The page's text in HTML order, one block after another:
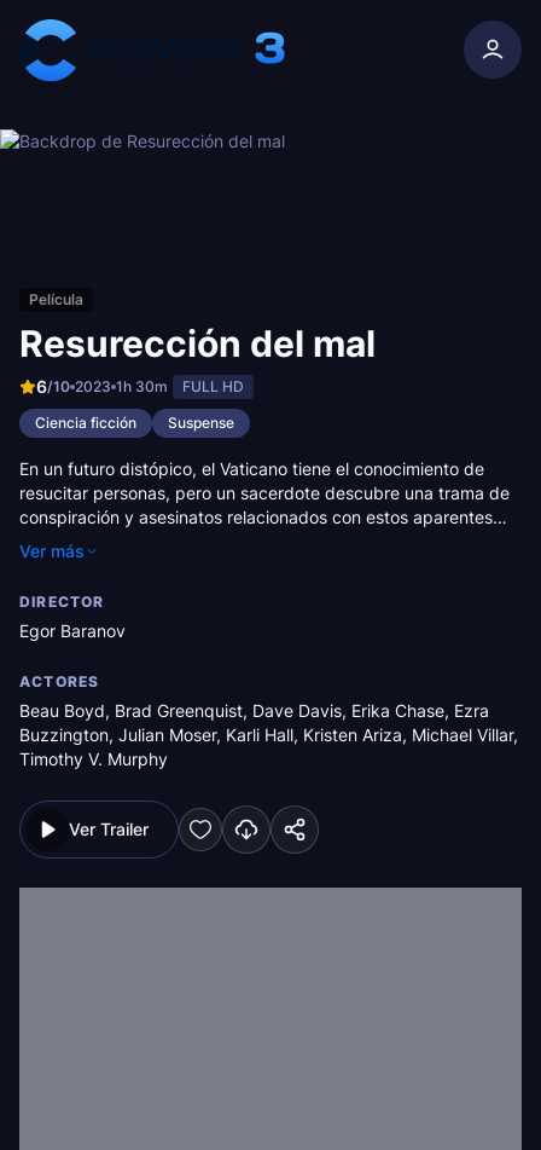
Película
Resurección del mal
6/10 2023 1h 30m
FULL HD
Ciencia ficción
Suspense
En un futuro distópico, el Vaticano tiene el conocimiento de
resucitar personas, pero un sacerdote descubre una trama de
conspiración y asesinatos relacionados con estos aparentes
milagros.
Ver más
DIRECTOR
Egor Baranov
ACTORES
Beau Boyd, Brad Greenquist, Dave Davis, Erika Chase, Ezra
Buzzington, Julian Moser, Karli Hall, Kristen Ariza, Michael Villar,
Timothy V. Murphy
Ver Trailer